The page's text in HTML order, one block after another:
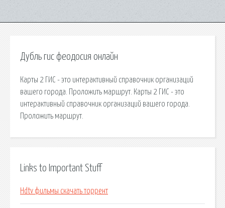
Дубль гис феодосия онлайн
Карты 2 ГИС - это интерактивный справочник организаций
вашего города. Проложить маршрут. Карты 2 ГИС - это
интерактивный справочник организаций вашего города.
Проложить маршрут.
Links to Important Stuff
Hdtv фильмы скачать торрент